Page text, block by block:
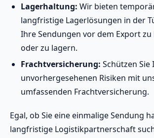
Lagerhaltung: Wir bieten
langfristige Lagerlösungen in der
Ihre Sendungen vor dem Export
oder zu lagern.
Frachtversicherung: Schützen
unvorhergesehenen Risiken mit
umfassenden Frachtversicherung.
Egal, ob Sie eine einmalige Sendung
langfristige Logistikpartnerschaft